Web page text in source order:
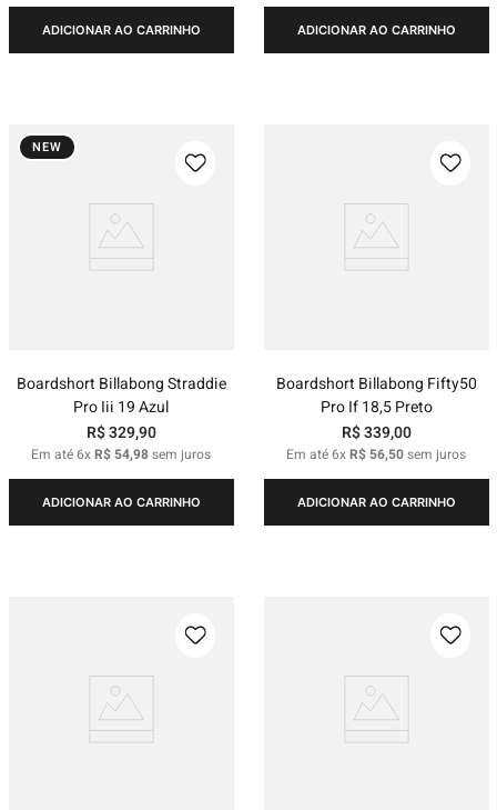
ADICIONAR AO CARRINHO ADICIONAR AO CARRINHO
NEW
Boardshort Billabong Straddie
Pro Iii 19 Azul
R$329,90
Em até6xR$ 54,98sem juros
ADICIONAR AO CARRINHO
Boardshort Billabong Fifty50
Pro If 18,5 Preto
R$339,00
Em até6xR$ 56,50sem juros
ADICIONAR AO CARRINHO